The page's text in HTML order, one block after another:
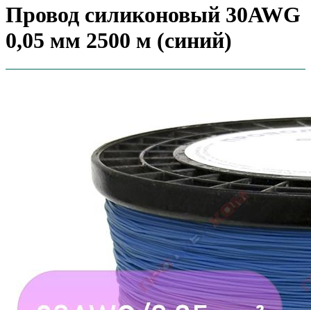
Провод силиконовый 30AWG
0,05 мм 2500 м (синий)